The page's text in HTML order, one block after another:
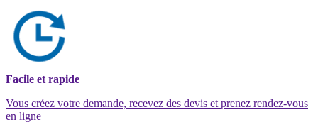
Facile et rapide
Vous créez votre demande, recevez des devis et prenez rendez-vous
en ligne